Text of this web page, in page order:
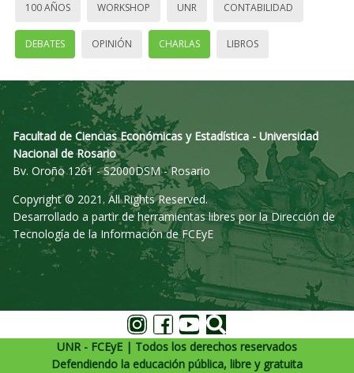
100 AÑOS WORKSHOP UNR CONTABILIDAD
DEBATES OPINIÓN CHARLAS LIBROS
Facultad de Ciencias Económicas y Estadística - Universidad
Nacional de Rosario
Bv. Oroño 1261 - S2000DSM - Rosario
Copyright © 2021. All Rights Reserved.
Desarrollado a partir de herramientas libres por la Dirección de
Tecnología de la Información de FCEyE
UNR - FCEyE | Todos los derechos reservados
Defendiendo la educación pública, libre y gratuita